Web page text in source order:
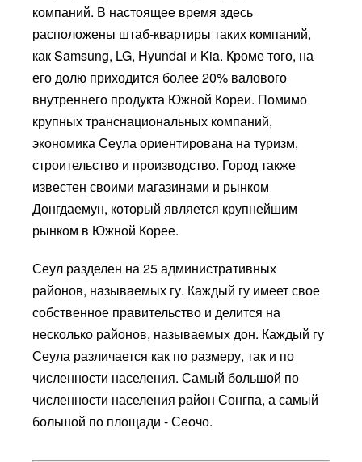
компаний. В настоящее время здесь
расположены штаб-квартиры таких компаний,
как Samsung, LG, Hyundai и Kia. Кроме того, на
его долю приходится более 20% валового
внутреннего продукта Южной Кореи. Помимо
крупных транснациональных компаний,
экономика Сеула ориентирована на туризм,
строительство и производство. Город также
известен своими магазинами и рынком
Донгдаемун, который является крупнейшим
рынком в Южной Корее.
Сеул разделен на 25 административных
районов, называемых гу. Каждый гу имеет свое
собственное правительство и делится на
несколько районов, называемых дон. Каждый гу
Сеула различается как по размеру, так и по
численности населения. Самый большой по
численности населения район Сонгпа, а самый
большой по площади - Сеочо.